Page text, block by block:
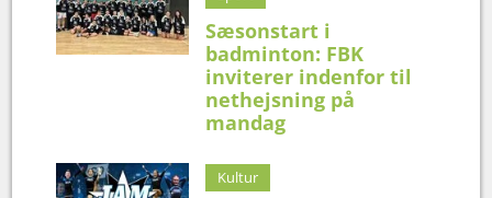
Sæsonstart i
badminton: FBK
inviterer indenfor til
nethejsning på
mandag
Kultur